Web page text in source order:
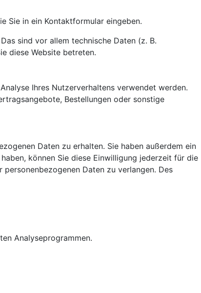
Sie in ein Kontaktformular eingeben.
sind vor allem technische Daten (z. B.
diese Website betreten.
Ihres Nutzerverhaltens verwendet werden.
Bestellungen oder sonstige
Daten zu erhalten. Sie haben außerdem ein
können Sie diese Einwilligung jederzeit für die
Daten zu verlangen. Des
Analyseprogrammen.